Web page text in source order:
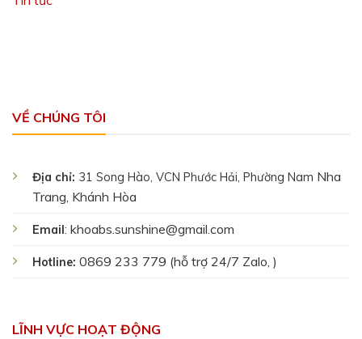
VỀ CHÚNG TÔI
Địa chỉ: 31 Song Hào, VCN Phước Hải, Phường Nam Nha
Trang, Khánh Hòa
Email : khoabs.sunshine@gmail.com
Hotline: 0869 233 779 (hỗ trợ 24/7 Zalo, )
LĨNH VỰC HOẠT ĐỘNG